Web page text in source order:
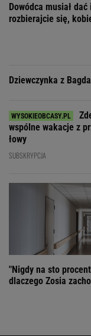
Dowódca musiał
rozbierajcie się,
Dziewczynka z
wspólne wakacje z
łowy
SUBSKRYPCJA
"Nigdy na sto
dlaczego Zosia